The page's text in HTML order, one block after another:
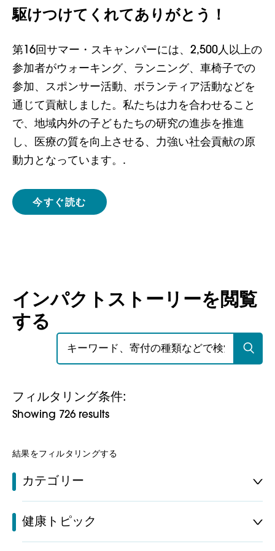
駆けつけてくれてありがとう！
第16回サマー・スキャンパーには、2,500人以上の
参加者がウォーキング、ランニング、車椅子での
参加、スポンサー活動、ボランティア活動などを
通じて貢献しました。私たちは力を合わせること
で、地域内外の子どもたちの研究の進歩を推進
し、医療の質を向上させる、力強い社会貢献の原
動力となっています。.
今すぐ読む
インパクトストーリーを閲覧
する
検索する：
フィルタリング条件:
Showing 726 results
結果をフィルタリングする
カテゴリー
健康トピック